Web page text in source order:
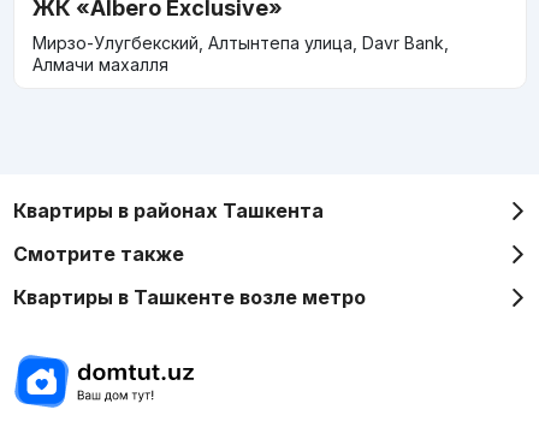
ЖК «Albero Exclusive»
Мирзо-Улугбекский, Алтынтепа улица, Davr Bank,
Алмачи махалля
Квартиры в районах Ташкента
Смотрите также
Квартиры в Ташкенте возле метро